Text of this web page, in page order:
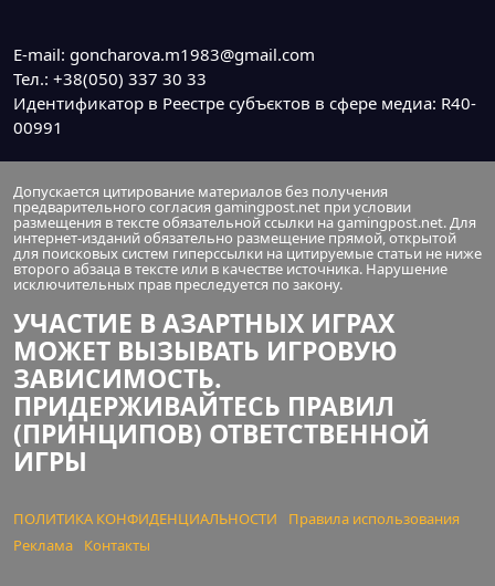
E-mail: goncharova.m1983@gmail.com
Тел.: +38(050) 337 30 33
Идентификатор в Реестре субъєктов в сфере медиа: R40-
00991
Допускается цитирование материалов без получения
предварительного согласия gamingpost.net при условии
размещения в тексте обязательной ссылки на gamingpost.net. Для
интернет-изданий обязательно размещение прямой, открытой
для поисковых систем гиперссылки на цитируемые статьи не ниже
второго абзаца в тексте или в качестве источника. Нарушение
исключительных прав преследуется по закону.
УЧАСТИЕ В АЗАРТНЫХ ИГРАХ
МОЖЕТ ВЫЗЫВАТЬ ИГРОВУЮ
ЗАВИСИМОСТЬ.
ПРИДЕРЖИВАЙТЕСЬ ПРАВИЛ
(ПРИНЦИПОВ) ОТВЕТСТВЕННОЙ
ИГРЫ
ПОЛИТИКА КОНФИДЕНЦИАЛЬНОСТИ
Правила использования
Реклама
Контакты